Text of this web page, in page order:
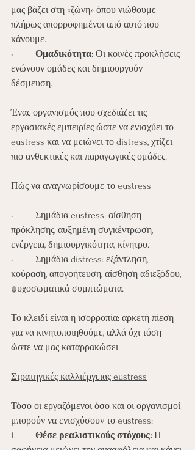
μας βάζει στη «ζώνη» όπου νιώθουμε
πλήρως απορροφημένοι από αυτό που
κάνουμε.
Ομαδικότητα: Οι κοινές προκλήσεις
ενώνουν ομάδες και δημιουργούν
δέσμευση.
Ένας οργανισμός που σχεδιάζει τις
εργασιακές εμπειρίες ώστε να ενισχύει το
eustress και να μειώνει το distress, χτίζει
πιο ανθεκτικές και παραγωγικές ομάδες.
Πώς να αναγνωρίσουμε το eustress
•	Σημάδια eustress: αίσθηση
πρόκλησης, αυξημένη συγκέντρωση,
ενέργεια, δημιουργικότητα, κίνητρο.
•	Σημάδια distress: εξάντληση,
κούραση, απογοήτευση, αίσθηση αδιεξόδου,
ψυχοσωματικά συμπτώματα.
Το κλειδί είναι η ισορροπία: αρκετή πίεση
για να κινητοποιηθούμε, αλλά όχι τόση
ώστε να μας καταρρακώσει.
Στρατηγικές καλλιέργειας eustress
Τόσο οι εργαζόμενοι όσο και οι οργανισμοί
μπορούν να ενισχύσουν το eustress:
Θέσε ρεαλιστικούς στόχους: Η